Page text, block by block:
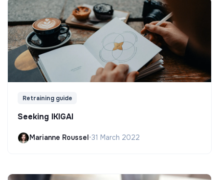
Retraining guide
Seeking IKIGAI
Marianne Roussel•31 March 2022